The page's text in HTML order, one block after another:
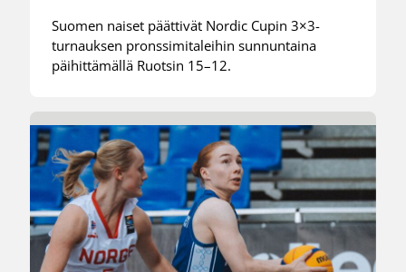
Suomen naiset päättivät Nordic Cupin 3×3-
turnauksen pronssimitaleihin sunnuntaina
päihittämällä Ruotsin 15–12.